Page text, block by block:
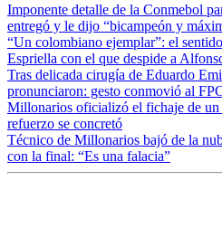
Imponente detalle de la Conmebol
entregó y le dijo “bicampeón y
“Un colombiano ejemplar”: el
Espriella con el que despide a
Tras delicada cirugía de Eduardo
pronunciaron: gesto conmovió al
Millonarios oficializó el fichaje de un
refuerzo se concretó
Técnico de Millonarios bajó de la
con la final: “Es una falacia”